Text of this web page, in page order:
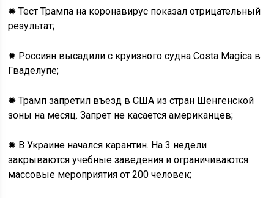
✹ Тест Трампа на коронавирус показал отрицательный
результат;
✹ Россиян высадили с круизного судна Costa Magica в
Гваделупе;
✹ Трамп запретил въезд в США из стран Шенгенской
зоны на месяц. Запрет не касается американцев;
✹ В Украине начался карантин. На 3 недели
закрываются учебные заведения и ограничиваются
массовые мероприятия от 200 человек;